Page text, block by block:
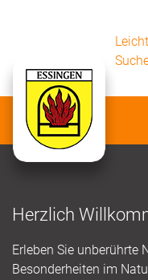
Herzlich
Erleben Sie unberührte
Besonderheiten im